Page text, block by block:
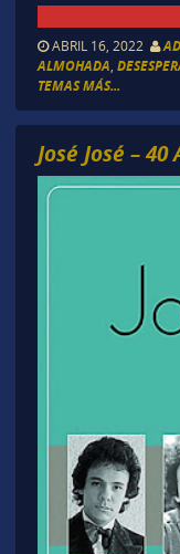
ABRIL 16, 2022
ALMOHADA
TEMAS MÁS...
José José –